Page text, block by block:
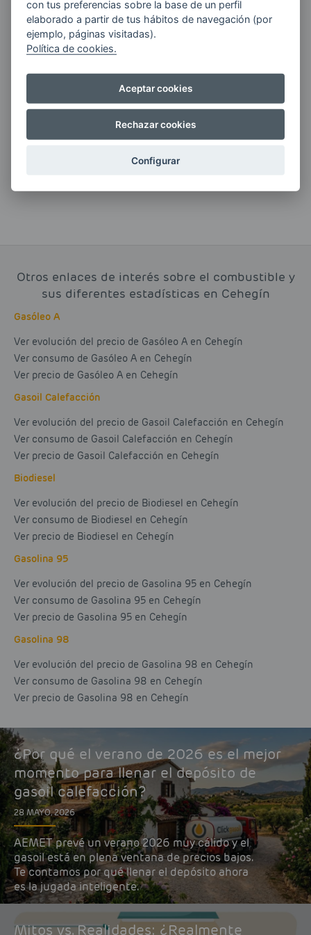
ENERGIAS por cualquier medio, incluido
electrónico.Más información
Si tienes alguna duda durante el
pedido escríbenos a:
Otros enlaces de interés sobre el combustible y
sus diferentes estadísticas en Cehegín
Gasóleo A
Ver evolución del precio de Gasóleo A en Cehegín
Ver consumo de Gasóleo A en Cehegín
Ver precio de Gasóleo A en Cehegín
Gasoil Calefacción
Ver evolución del precio de Gasoil Calefacción en Cehegín
Ver consumo de Gasoil Calefacción en Cehegín
Ver precio de Gasoil Calefacción en Cehegín
Biodiesel
Ver evolución del precio de Biodiesel en Cehegín
Ver consumo de Biodiesel en Cehegín
Ver precio de Biodiesel en Cehegín
Gasolina 95
Ver evolución del precio de Gasolina 95 en Cehegín
Ver consumo de Gasolina 95 en Cehegín
Ver precio de Gasolina 95 en Cehegín
Gasolina 98
Ver evolución del precio de Gasolina 98 en Cehegín
Ver consumo de Gasolina 98 en Cehegín
Ver precio de Gasolina 98 en Cehegín
¿Por qué el verano de 2026 es el mejor
momento para llenar el depósito de
gasoil calefacción?
28 MAYO, 2026
AEMET prevé un verano 2026 muy cálido y el
gasoil está en plena ventana de precios bajos.
Te contamos por qué llenar el depósito ahora
es la jugada inteligente.
Mitos vs. Realidades: ¿Realmente
con tus preferencias sobre la base de un perfil
elaborado a partir de tus hábitos de navegación (por
ejemplo, páginas visitadas).
Política de cookies.
Aceptar cookies
Rechazar cookies
Configurar